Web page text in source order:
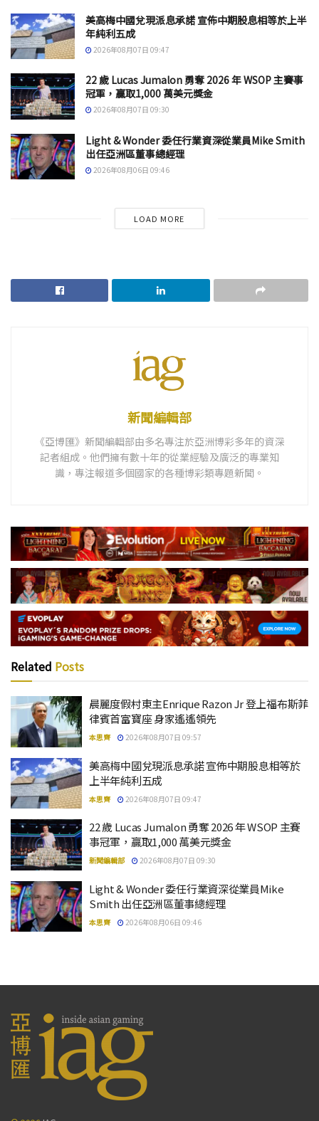
美高梅中國兌現派息承諾 宣佈中期股息相等於上半
年純利五成
2026年08月07日 09:47
22 歲 Lucas Jumalon 勇奪 2026 年 WSOP 主賽事
冠軍，贏取1,000 萬美元獎金
2026年08月07日 09:30
Light & Wonder 委任行業資深從業員Mike Smith
出任亞洲區董事總經理
2026年08月06日 09:46
LOAD MORE
新聞編輯部
《亞博匯》新聞編輯部由多名專注於亞洲博彩多年的資深
記者組成。他們擁有數十年的從業經驗及廣泛的專業知
識，專注報道多個國家的各種博彩類專題新聞。
Related Posts
晨麗度假村東主Enrique Razon Jr 登上福布斯菲
律賓首富寶座 身家遙遙領先
本思齊 2026年08月07日 09:57
美高梅中國兌現派息承諾 宣佈中期股息相等於
上半年純利五成
本思齊 2026年08月07日 09:47
22 歲 Lucas Jumalon 勇奪 2026 年 WSOP 主賽
事冠軍，贏取1,000 萬美元獎金
新聞編輯部 2026年08月07日 09:30
Light & Wonder 委任行業資深從業員Mike
Smith 出任亞洲區董事總經理
本思齊 2026年08月06日 09:46